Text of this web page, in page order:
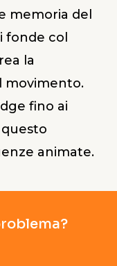
memoria del
fonde col
la
movimento.
fino ai
animate.